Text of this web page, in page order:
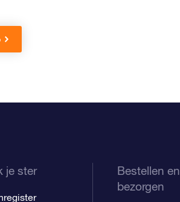
je ster
Bestellen en
bezorgen